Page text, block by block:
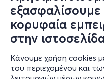
εξασφαλίσουμε
κορυφαία
στην
Κάνουμε χρήση cookies
του περιεχομένου και